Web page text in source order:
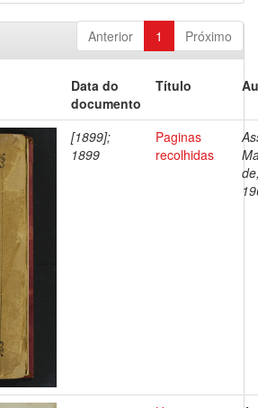
Anterior 1 Próximo
Data do
documento
Título
[1899];
1899
Paginas
recolhidas